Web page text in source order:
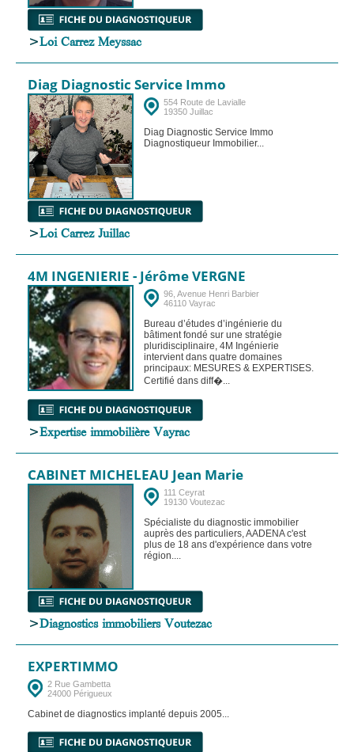
>Loi Carrez Meyssac
Diag Diagnostic Service Immo
554 Route de Lavialle
19350 Juillac
Diag Diagnostic Service Immo
Diagnostiqueur Immobilier...
>Loi Carrez Juillac
4M INGENIERIE - Jérôme VERGNE
96, Avenue Henri Barbier
46110 Vayrac
Bureau d’études d’ingénierie du
bâtiment fondé sur une stratégie
pluridisciplinaire, 4M Ingénierie
intervient dans quatre domaines
principaux: MESURES & EXPERTISES.
Certifié dans diff�...
>Expertise immobilière Vayrac
CABINET MICHELEAU Jean Marie
111 Ceyrat
19130 Voutezac
Spécialiste du diagnostic immobilier
auprès des particuliers, AADENA c'est
plus de 18 ans d'expérience dans votre
région....
>Diagnostics immobiliers Voutezac
EXPERTIMMO
2 Rue Gambetta
24000 Périgueux
Cabinet de diagnostics implanté depuis 2005...